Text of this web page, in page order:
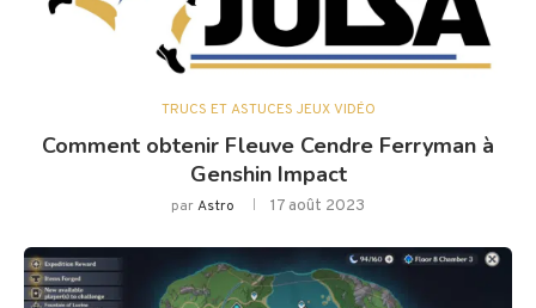
TRUCS ET ASTUCES JEUX VIDÉO
Comment obtenir Fleuve Cendre Ferryman à
Genshin Impact
parAstro 17 août 2023